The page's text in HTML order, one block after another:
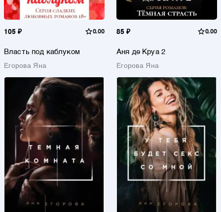
105 ₽ 0.00
Власть под каблуком
Егорова Яна
85 ₽ 0.00
Аня де Круа 2
Егорова Яна